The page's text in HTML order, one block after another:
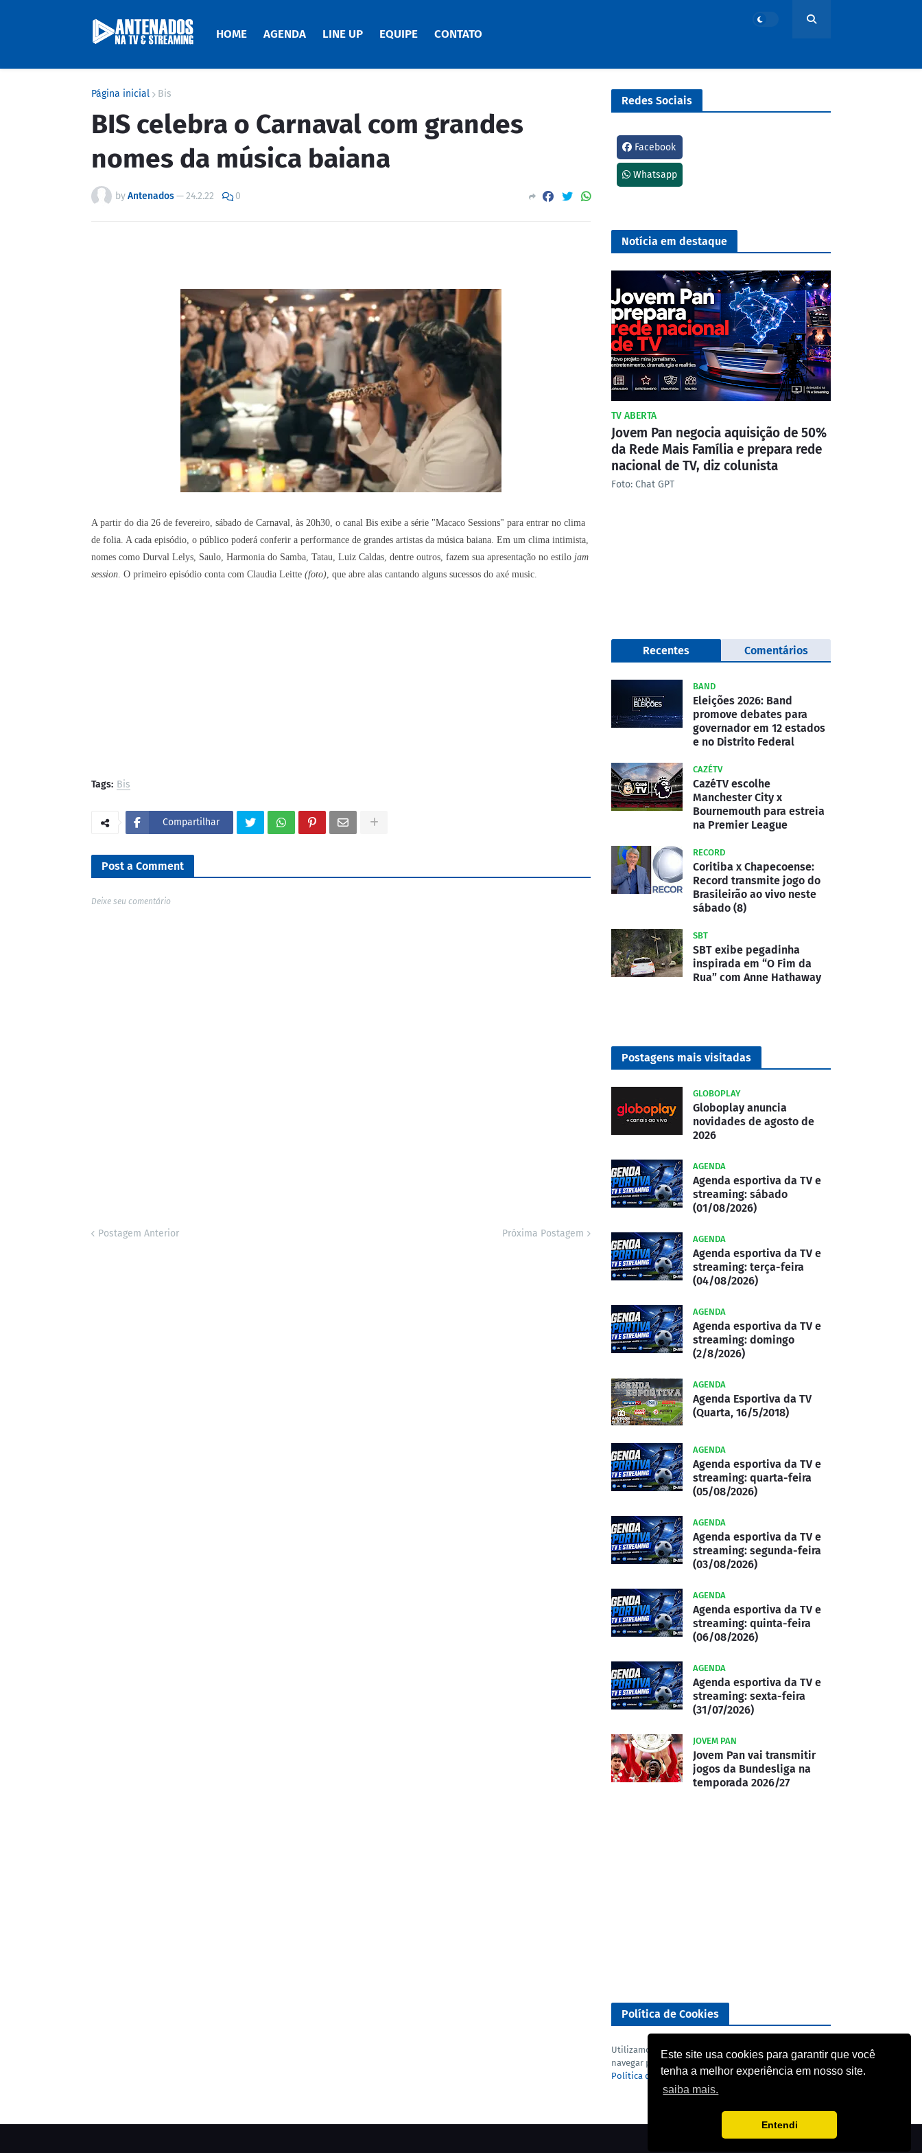
Este site usa cookies para garantir que você
tenha a melhor experiência em nosso site.
saiba mais.
Entendi
HOME AGENDA LINE UP EQUIPE CONTATO
Página inicial Bis
BIS celebra o Carnaval com grandes
nomes da música baiana
byAntenados—24.2.22 0
A partir do dia 26 de fevereiro, sábado de Carnaval, às 20h30, o canal Bis exibe a série "Macaco Sessions" para entrar no clima
de folia. A cada episódio, o público poderá conferir a performance de grandes artistas da música baiana. Em um clima intimista,
nomes como Durval Lelys, Saulo, Harmonia do Samba, Tatau, Luiz Caldas, dentre outros, fazem sua apresentação no estilo jam
session. O primeiro episódio conta com Claudia Leitte (foto), que abre alas cantando alguns sucessos do axé music.
Tags: Bis
Compartilhar
Post a Comment
Deixe seu comentário
Postagem Anterior Próxima Postagem
Redes Sociais
Facebook
Whatsapp
Notícia em destaque
TV ABERTA
Jovem Pan negocia aquisição de 50%
da Rede Mais Família e prepara rede
nacional de TV, diz colunista
Foto: Chat GPT
Recentes Comentários
BAND
Eleições 2026: Band
promove debates para
governador em 12 estados
e no Distrito Federal
CAZÉTV
CazéTV escolhe
Manchester City x
Bournemouth para estreia
na Premier League
RECORD
Coritiba x Chapecoense:
Record transmite jogo do
Brasileirão ao vivo neste
sábado (8)
SBT
SBT exibe pegadinha
inspirada em “O Fim da
Rua” com Anne Hathaway
Postagens mais visitadas
GLOBOPLAY
Globoplay anuncia
novidades de agosto de
2026
AGENDA
Agenda esportiva da TV e
streaming: sábado
(01/08/2026)
AGENDA
Agenda esportiva da TV e
streaming: terça-feira
(04/08/2026)
AGENDA
Agenda esportiva da TV e
streaming: domingo
(2/8/2026)
AGENDA
Agenda Esportiva da TV
(Quarta, 16/5/2018)
AGENDA
Agenda esportiva da TV e
streaming: quarta-feira
(05/08/2026)
AGENDA
Agenda esportiva da TV e
streaming: segunda-feira
(03/08/2026)
AGENDA
Agenda esportiva da TV e
streaming: quinta-feira
(06/08/2026)
AGENDA
Agenda esportiva da TV e
streaming: sexta-feira
(31/07/2026)
JOVEM PAN
Jovem Pan vai transmitir
jogos da Bundesliga na
temporada 2026/27
Política de Cookies
Utilizamos cookies para analisar o nosso tráfego. Ao
navegar pelo blog você concorda com a nossa
Política de privacidadeeTermo de uso.